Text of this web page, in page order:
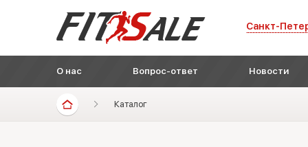
Санкт-
О нас Вопрос-ответ Новости
Каталог